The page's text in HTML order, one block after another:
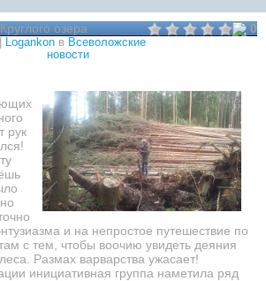
0
озера
Logankonв Всеволожские
новости
рук
и на непростое путешествие по
с тем, чтобы воочию увидеть деяния
Размах варварства ужасает!
инициативная группа наметила ряд